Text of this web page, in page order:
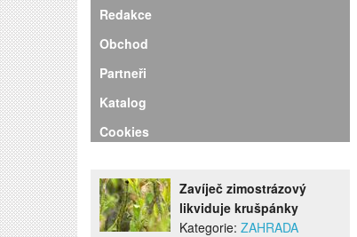
Redakce
Obchod
Partneři
Katalog
Cookies
Zavíječ zimostrázový
likviduje krušpánky
Kategorie: ZAHRADA